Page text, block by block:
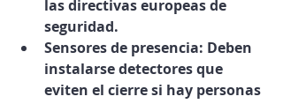
las directivas europeas de
seguridad.
Sensores de presencia: Deben
instalarse detectores que
eviten el cierre si hay personas